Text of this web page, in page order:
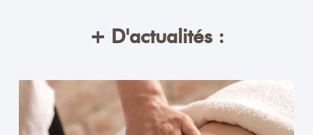
+ D'actualités :